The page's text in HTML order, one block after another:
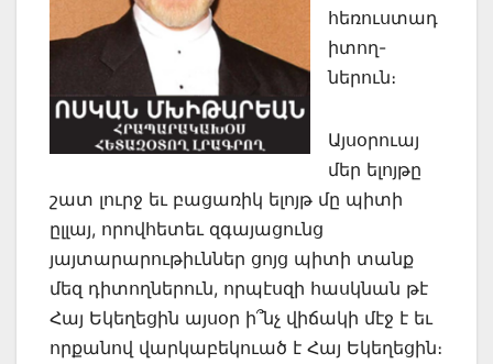
հեռուստադ
իտող-
ներուն։
Այսօրուայ
մեր ելոյթը
շատ լուրջ եւ բացառիկ ելոյթ մը պիտի
ըլլայ, որովհետեւ զգայացունց
յայտարարութիւններ ցոյց պիտի տանք
մեզ դիտողներուն, որպէսզի հասկնան թէ
Հայ Եկեղեցին այսօր ի՞նչ վիճակի մէջ է եւ
որքանով վարկաբեկուած է Հայ Եկեղեցին։